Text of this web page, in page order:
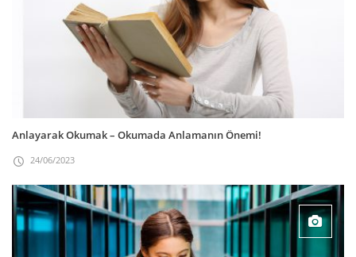
Anlayarak Okumak – Okumada Anlamanın Önemi!
24/06/2023